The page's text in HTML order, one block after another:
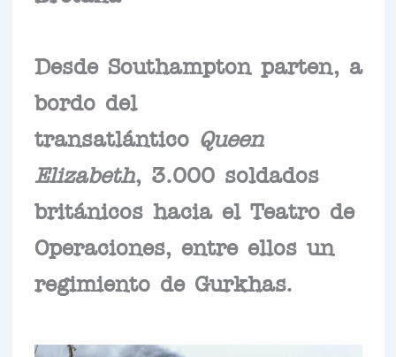
Desde Southampton parten, a
bordo del
transatlántico Queen
Elizabeth, 3.000 soldados
británicos hacia el Teatro de
Operaciones, entre ellos un
regimiento de Gurkhas.